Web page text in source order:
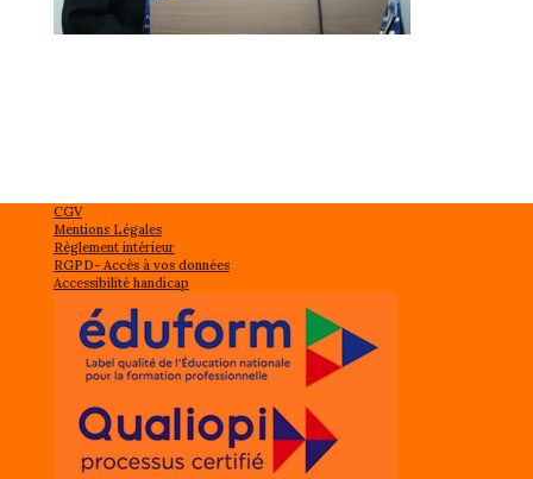
CGV
Mentions Légales
Règlement intérieur
RGPD- Accès à vos données
Accessibilité handicap